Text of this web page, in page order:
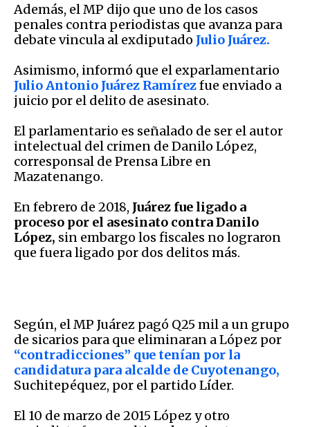
Además, el MP dijo que uno de los casos
penales contra periodistas que avanza para
debate vincula al exdiputado Julio Juárez.
Asimismo, informó que el exparlamentario
Julio Antonio Juárez Ramírezfue enviado a
juicio por el delito de asesinato.
El parlamentario es señalado de ser el autor
intelectual del crimen de Danilo López,
corresponsal de Prensa Libre en
Mazatenango.
En febrero de 2018, Juárez fue ligado a
proceso por el asesinato contra Danilo
López, sin embargo los fiscales no lograron
que fuera ligado por dos delitos más.
Según, el MP Juárez pagó Q25 mil a un grupo
de sicarios para que eliminaran a López por
“contradicciones” que tenían por la
candidatura para alcalde de Cuyotenango,
Suchitepéquez, por el partido Líder.
El 10 de marzo de 2015 López y otro